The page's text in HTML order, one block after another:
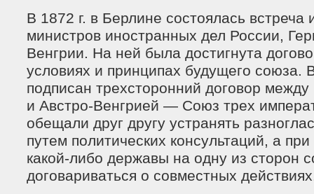
В 1872 г. в Берлине состоялась встреча
министров иностранных дел России,
Венгрии. На ней была достигнута
условиях и принципах будущего союза.
подписан трехсторонний договор
и Австро-Венгрией — Союз трех
обещали друг другу устранять
путем политических консультаций, а
какой-либо державы на одну из сторон
договариваться о совместных